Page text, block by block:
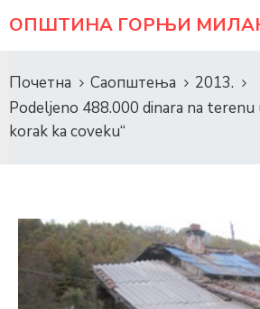
ОПШТИНА ГОРЊИ
Почетна Саопштења
2013.
Podeljeno 488.000 dinara na terenu
korak ka coveku“